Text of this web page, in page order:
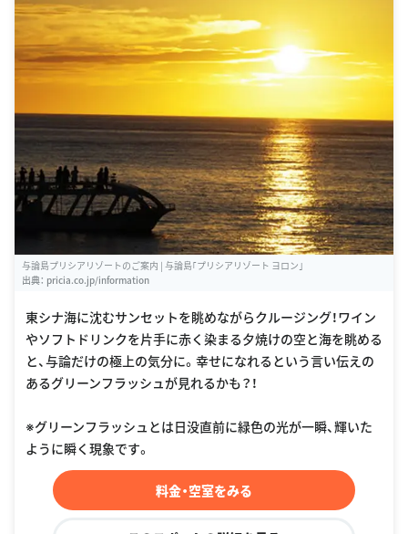
与論島プリシアリゾートのご案内 | 与論島｢プリシアリゾート ヨロン｣
出典： pricia.co.jp/information
東シナ海に沈むサンセットを眺めながらクルージング！ワイン
やソフトドリンクを片手に赤く染まる夕焼けの空と海を眺める
と、与論だけの極上の気分に。幸せになれるという言い伝えの
あるグリーンフラッシュが見れるかも？！
※グリーンフラッシュとは日没直前に緑色の光が一瞬、輝いた
ように瞬く現象です。
料金・空室をみる